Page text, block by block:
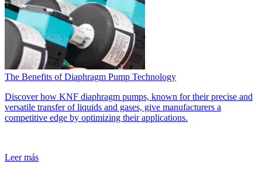
The Benefits of Diaphragm Pump Technology
Discover how KNF diaphragm pumps, known for their precise and
versatile transfer of liquids and gases, give manufacturers a
competitive edge by optimizing their applications.
Leer más